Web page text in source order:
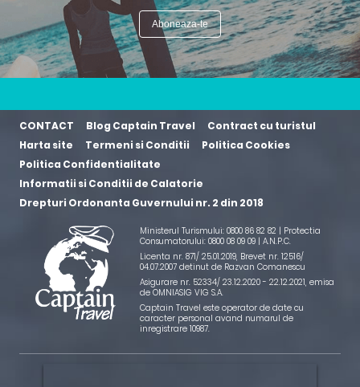
CONTACT Blog Captain Travel
Contract cu turistul
Harta site
Termeni si Conditii
Politica Cookies
Politica Confidentialitate
Informatii si Conditii de Calatorie
Drepturi Ordonanta Guvernului nr. 2 din 2018
Ministerul Turismului: 0800 86 82 82 | Protectia
Consumatorului: 0800 08 09 09 | A.N.P.C.
Licenta nr. 871/ 25.01.2019, Brevet nr. 12516/
04.07.2007 detinut de Razvan Comanescu
Asigurare nr. 52334/ 23.12.2020 - 22.12.2021, emisa
de OMNIASIG VIG S.A.
Captain Travel este operator de date cu
caracter personal avand numarul de
inregistrare 10987.